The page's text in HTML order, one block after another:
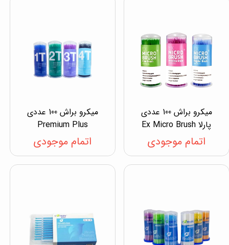
میکرو براش 100 عددی
پارلا Ex Micro Brush
اتمام موجودی
میکرو براش 100 عددی
Premium Plus
اتمام موجودی